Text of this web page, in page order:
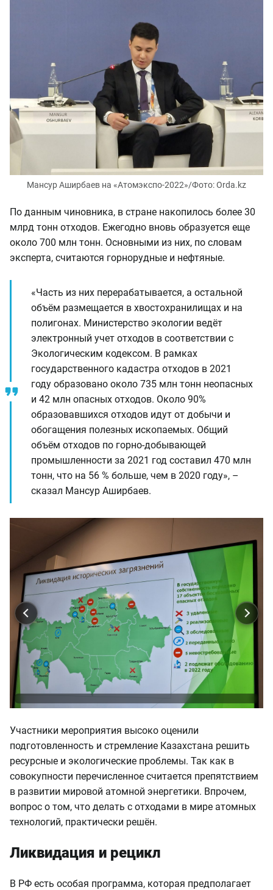
Мансур Аширбаев на «Атомэкспо-2022»/Фото: Orda.kz
По данным чиновника, в стране накопилось более 30
млрд тонн отходов. Ежегодно вновь образуется еще
около 700 млн тонн. Основными из них, по словам
эксперта, считаются горнорудные и нефтяные.
«Часть из них перерабатывается, а остальной
объём размещается в хвостохранилищах и на
полигонах. Министерство экологии ведёт
электронный учет отходов в соответствии с
Экологическим кодексом. В рамках
государственного кадастра отходов в 2021
году образовано около 735 млн тонн неопасных
и 42 млн опасных отходов. Около 90%
образовавшихся отходов идут от добычи и
обогащения полезных ископаемых. Общий
объём отходов по горно-добывающей
промышленности за 2021 год составил 470 млн
тонн, что на 56 % больше, чем в 2020 году», –
сказал Мансур Аширбаев.
Участники мероприятия высоко оценили
подготовленность и стремление Казахстана решить
ресурсные и экологические проблемы. Так как в
совокупности перечисленное считается препятствием
в развитии мировой атомной энергетики. Впрочем,
вопрос о том, что делать с отходами в мире атомных
технологий, практически решён.
Ликвидация и рецикл
В РФ есть особая программа, которая предполагает